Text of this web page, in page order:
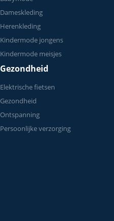
Dameskleding
Herenkleding
Kindermode jongens
Kindermode meisjes
Gezondheid
Elektrische fietsen
Gezondheid
Ontspanning
Persoonlijke verzorging